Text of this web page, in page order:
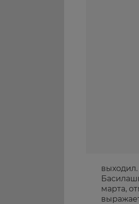
выходил.
марта,